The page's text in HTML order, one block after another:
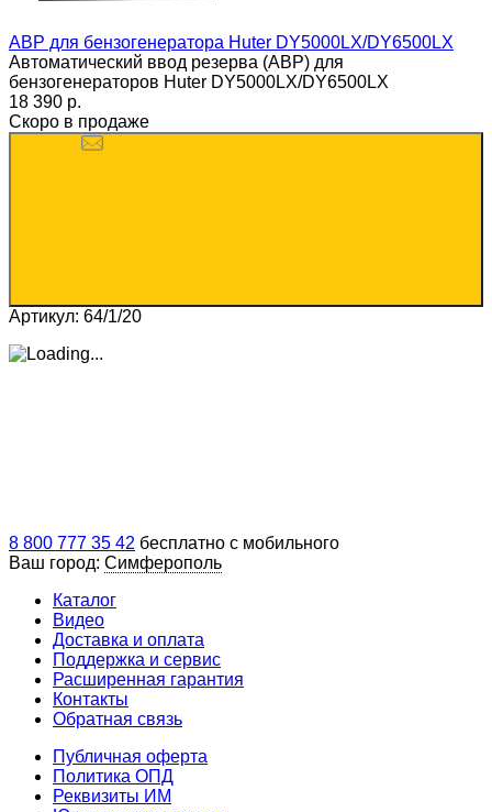
АВР для бензогенератора Huter DY5000LX/DY6500LX
Автоматический ввод резерва (АВР) для
бензогенераторов Huter DY5000LX/DY6500LX
18 390 p.
Скоро в продаже
Артикул: 64/1/20
8 800 777 35 42 бесплатно с мобильного
Ваш город: Симферополь
Каталог
Видео
Доставка и оплата
Поддержка и сервис
Расширенная гарантия
Контакты
Обратная связь
Публичная оферта
Политика ОПД
Реквизиты ИМ